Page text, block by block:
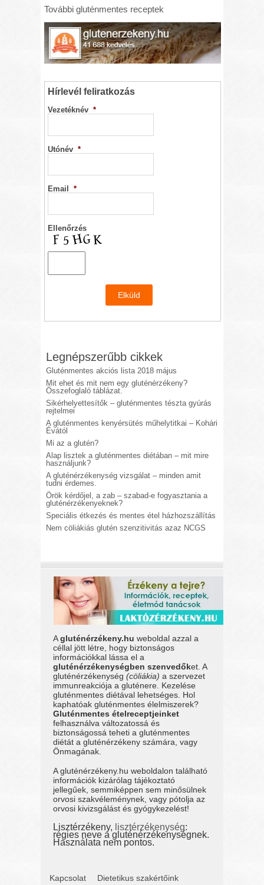
További gluténmentes receptek
Hírlevél feliratkozás
Vezetéknév *
Utónév *
Email *
Ellenőrzés
Legnépszerűbb cikkek
Gluténmentes akciós lista 2018 május
Mit ehet és mit nem egy gluténérzékeny?
Összefoglaló táblázat.
Sikérhelyettesítők – gluténmentes tészta gyúrás
rejtelmei
A gluténmentes kenyérsütés műhelytitkai – Kohári
Évától
Mi az a glutén?
Alap lisztek a gluténmentes diétában – mit mire
használjunk?
A gluténérzékenység vizsgálat – minden amit
tudni érdemes.
Örök kérdőjel, a zab – szabad-e fogyasztania a
gluténérzékenyeknek?
Speciális étkezés és mentes étel házhozszállítás
Nem cöliákiás glutén szenzitivitás azaz NCGS
Agluténérzékeny.hu weboldal azzal a
céllal jött létre, hogy biztonságos
információkkal lássa el a
gluténérzékenységben szenvedőket. A
gluténérzékenység(cöliákia) a szervezet
immunreakciója a gluténere. Kezelése
gluténmentes diétával lehetséges. Hol
kaphatóak gluténmentes élelmiszerek?
Gluténmentes ételreceptjeinket
felhasználva változatossá és
biztonságossá teheti a gluténmentes
diétát a gluténérzékeny számára, vagy
Önmagának.
A gluténérzékeny.hu weboldalon található
információk kizárólag tájékoztató
jellegűek, semmiképpen sem minősülnek
orvosi szakvéleménynek, vagy pótolja az
orvosi kivizsgálást és gyógykezelést!
Lisztérzékeny, lisztérzékenység:
régies neve a gluténérzékenységnek.
Használata nem pontos.
Kapcsolat
Dietetikus szakértőink